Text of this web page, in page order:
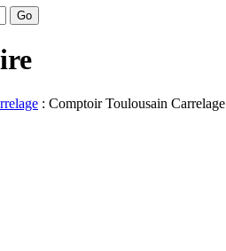
Go
: Comptoir Toulousain Carrelage